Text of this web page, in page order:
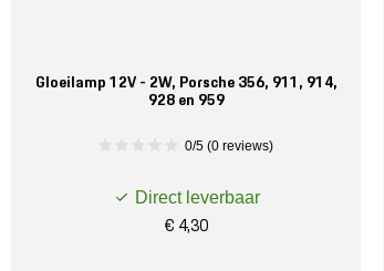
Gloeilamp 12V - 2W, Porsche 356, 911, 914,
928 en 959
0/5 (0 reviews)
Direct leverbaar
€ 4,30